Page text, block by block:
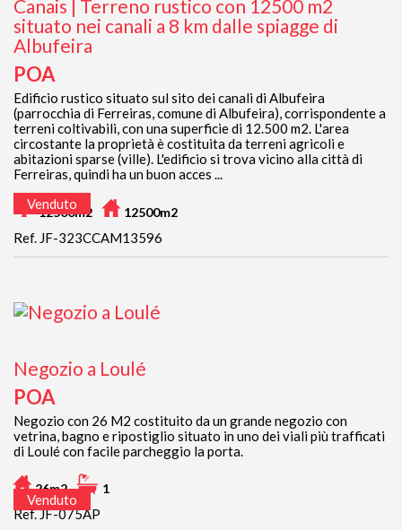
Canais | Terreno rustico con 12500 m2
situato nei canali a 8 km dalle spiagge di
Albufeira
POA
Edificio rustico situato sul sito dei canali di Albufeira
(parrocchia di Ferreiras, comune di Albufeira), corrispondente a
terreni coltivabili, con una superficie di 12.500 m2. L'area
circostante la proprietà è costituita da terreni agricoli e
abitazioni sparse (ville). L'edificio si trova vicino alla città di
Ferreiras, quindi ha un buon acces ...
12500m2 12500m2
Ref. JF-323CCAM13596
Venduto
Negozio a Loulé
POA
Negozio con 26 M2 costituito da un grande negozio con
vetrina, bagno e ripostiglio situato in uno dei viali più trafficati
di Loulé con facile parcheggio la porta.
26m2 1
Ref. JF-075AP
Venduto